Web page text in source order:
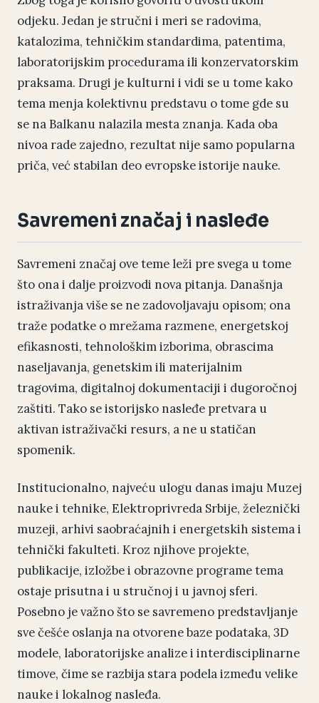
odjeku. Jedan je stručni i meri se radovima,
katalozima, tehničkim standardima, patentima,
laboratorijskim procedurama ili konzervatorskim
praksama. Drugi je kulturni i vidi se u tome kako
tema menja kolektivnu predstavu o tome gde su
se na Balkanu nalazila mesta znanja. Kada oba
nivoa rade zajedno, rezultat nije samo popularna
priča, već stabilan deo evropske istorije nauke.
Savremeni značaj i nasleđe
Savremeni značaj ove teme leži pre svega u tome
što ona i dalje proizvodi nova pitanja. Današnja
istraživanja više se ne zadovoljavaju opisom; ona
traže podatke o mrežama razmene, energetskoj
efikasnosti, tehnološkim izborima, obrascima
naseljavanja, genetskim ili materijalnim
tragovima, digitalnoj dokumentaciji i dugoročnoj
zaštiti. Tako se istorijsko nasleđe pretvara u
aktivan istraživački resurs, a ne u statičan
spomenik.
Institucionalno, najveću ulogu danas imaju Muzej
nauke i tehnike, Elektroprivreda Srbije, železnički
muzeji, arhivi saobraćajnih i energetskih sistema i
tehnički fakulteti. Kroz njihove projekte,
publikacije, izložbe i obrazovne programe tema
ostaje prisutna i u stručnoj i u javnoj sferi.
Posebno je važno što se savremeno predstavljanje
sve češće oslanja na otvorene baze podataka, 3D
modele, laboratorijske analize i interdisciplinarne
timove, čime se razbija stara podela između velike
nauke i lokalnog nasleđa.